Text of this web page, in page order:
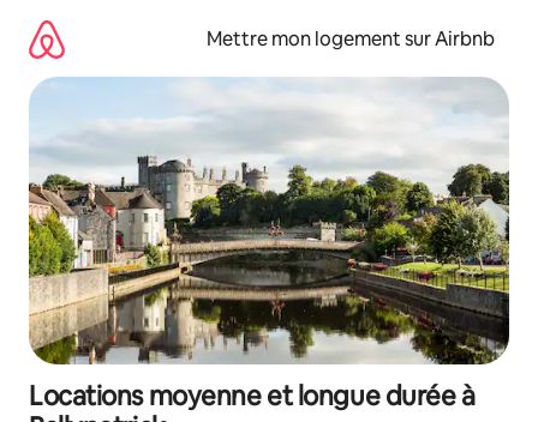
directement
contenu
Mettre mon logement sur Airbnb
Locations moyenne et longue durée à